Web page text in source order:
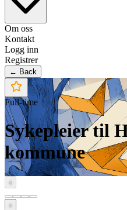
Om oss
Kontakt
Logg inn
Registrer
← Back
Full-time
Sykepleier til
kommune
‹
›